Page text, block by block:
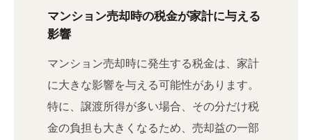
マンション売却時の税金が家計に与える
影響
マンション売却時に発生する税金は、家計
に大きな影響を与える可能性があります。
特に、譲渡所得が多い場合、その分だけ税
金の負担も大きくなるため、売却益の一部